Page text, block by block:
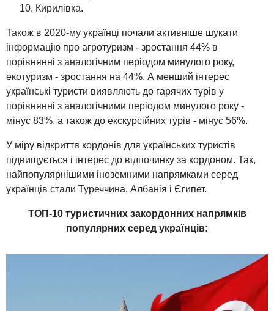
Кирилівка.
Також в 2020-му українці почали активніше шукати
інформацію про агротуризм - зростання 44% в
порівнянні з аналогічним періодом минулого року,
екотуризм - зростання на 44%. А менший інтерес
українські туристи виявляють до гарячих турів у
порівнянні з аналогічними періодом минулого року -
мінус 83%, а також до екскурсійних турів - мінус 56%.
У міру відкриття кордонів для українських туристів
підвищується і інтерес до відпочинку за кордоном. Так,
найпопулярнішими іноземними напрямками серед
українців стали Туреччина, Албанія і Єгипет.
ТОП-10 туристичних закордонних напрямків
популярних серед українців: